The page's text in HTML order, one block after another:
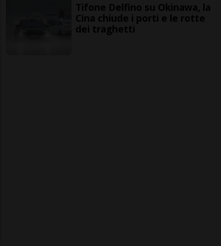
Tifone Delfino su Okinawa, la
Cina chiude i porti e le rotte
dei traghetti